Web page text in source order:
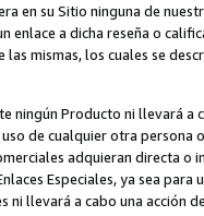
en su Sitio ninguna de
enlace a dicha reseña o
mismas, los cuales se
ningún Producto ni llevará a
uso de cualquier otra
adquieran directa o
Especiales, ya sea
ni llevará a cabo una